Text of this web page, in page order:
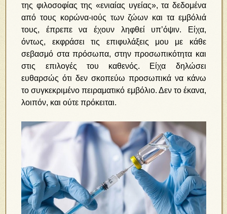
της φιλοσοφίας της «ενιαίας υγείας», τα δεδομένα
από τους κορώνα-ιούς των ζώων και τα εμβόλιά
τους, έπρεπε να έχουν ληφθεί υπ’όψιν. Είχα,
όντως, εκφράσει τις επιφυλάξεις μου με κάθε
σεβασμό στα πρόσωπα, στην προσωπικότητα και
στις επιλογές του καθενός. Είχα δηλώσει
ευθαρσώς ότι δεν σκοπεύω προσωπικά να κάνω
το συγκεκριμένο πειραματικό εμβόλιο. Δεν το έκανα,
λοιπόν, και ούτε πρόκειται.